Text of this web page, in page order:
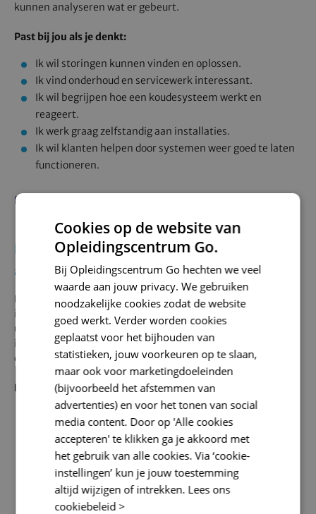
kunnen analyseren wat er gebeurt.
Past bij jou als je denkt:
Ik wil storingen kunnen vinden en oplossen.
Ik vind onderhoud en servicewerk interessant.
Ik wil begrijpen hoe een koudesysteem werkt en
reageert.
Ik werk graag zelfstandig aan installaties.
Ik wil klanten helpen door systemen weer goed te laten
functioneren.
Bekijk opleiding
Kies Eerste Monteur als je vooral wilt werken
aan aanleg montage en coördinatie
Deze opleiding past bij jou als je graag bouwt aan nieuwe
installaties en meer verantwoordelijkheid wilt nemen in de
uitvoering. Je leert werkzaamheden voorbereiden,
installaties aanleggen, systemen in bedrijf stellen en
collega’s of onderaannemers begeleiden.
Past bij jou als je denkt:
Ik wil installaties leren aanleggen en opbouwen.
Ik vind montage en projectmatig werken interessant.
Ik wil werkzaamheden voorbereiden en overzicht
houden.
Ik wil leren communiceren met collega’s, klanten en
andere partijen.
Cookies op de website van
Opleidingscentrum Go.
Bij Opleidingscentrum Go hechten we veel
waarde aan jouw privacy. We gebruiken
noodzakelijke cookies zodat de website
goed werkt. Verder worden cookies
geplaatst voor het bijhouden van
statistieken, jouw voorkeuren op te slaan,
maar ook voor marketingdoeleinden
(bijvoorbeeld het afstemmen van
advertenties) en voor het tonen van social
media content. Door op 'Alle cookies
accepteren' te klikken ga je akkoord met
het gebruik van alle cookies. Via ‘cookie-
instellingen’ kun je jouw toestemming
altijd wijzigen of intrekken. Lees ons
cookiebeleid >